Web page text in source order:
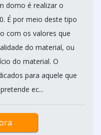
domo é realizar o
É por meio deste tipo
com os valores que
do material, ou
do material. O
para aquele que
ec...